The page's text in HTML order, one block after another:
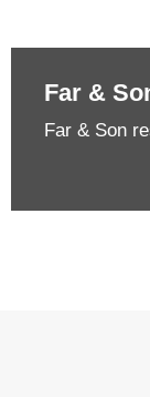
Far &
Far & Son